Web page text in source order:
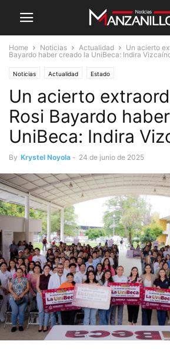
Home Noticias Actualidad
Un acierto
Bayardo haber creado la UniBeca: Indira
Noticias Actualidad Estado
Un acierto
Rosi Bayardo
UniBeca: Indira
By Krystel Noyola - 24 de junio de 2025